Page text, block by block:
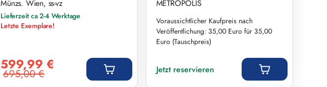
Münzs. Wien, ss-vz
Lieferzeit ca 2-4 Werktage
Letzte Exemplare!
599,99 €
Regulärer Preis:
695,00 €
METROPOLIS
Voraussichtlicher Kaufpreis nach
Veröffentlichung: 35,00 Euro für 35,00
Euro (Tauschpreis)
Jetzt reservieren